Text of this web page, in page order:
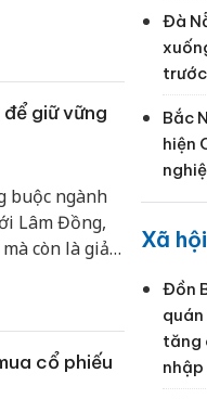
giữ vững
buộc ngành
Lâm Đồng,
còn là giải
cổ phiếu
Đà
Bắc
hiện
Xã hội
Đồn
tăng